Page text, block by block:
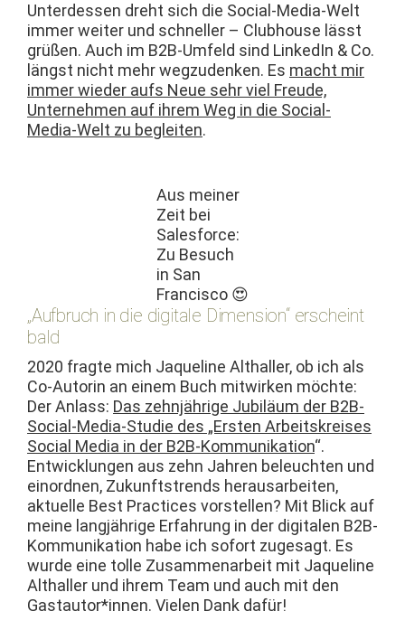
Unter­dessen dreht sich die Social-Media-Welt
immer weit­er und schneller – Club­house lässt
grüßen. Auch im B2B-Umfeld sind LinkedIn & Co.
längst nicht mehr wegzu­denken. Es macht mir
immer wieder aufs Neue sehr viel Freude,
Unternehmen auf ihrem Weg in die Social-
Media-Welt zu begleit­en.
Aus mein­er
Zeit bei
Sales­force:
Zu Besuch
in San
Francisco 😍
„Aufbruch in die digitale Dimension“ erscheint
bald
2020 fragte mich Jaque­line Althaller, ob ich als
Co-Autorin an einem Buch mitwirken möchte:
Der Anlass: Das zehn­jährige Jubiläum der B2B-
Social-Media-Studie des „Ersten Arbeit­skreis­es
Social Media in der B2B-Kom­mu­nika­tion“.
Entwick­lun­gen aus zehn Jahren beleucht­en und
einord­nen, Zukun­ft­strends her­ausar­beit­en,
aktuelle Best Prac­tices vorstellen? Mit Blick auf
meine langjährige Erfahrung in der dig­i­tal­en B2B-
Kom­mu­nika­tion habe ich sofort zuge­sagt. Es
wurde eine tolle Zusam­me­nar­beit mit Jaque­line
Althaller und ihrem Team und auch mit den
Gastautor*innen. Vie­len Dank dafür!